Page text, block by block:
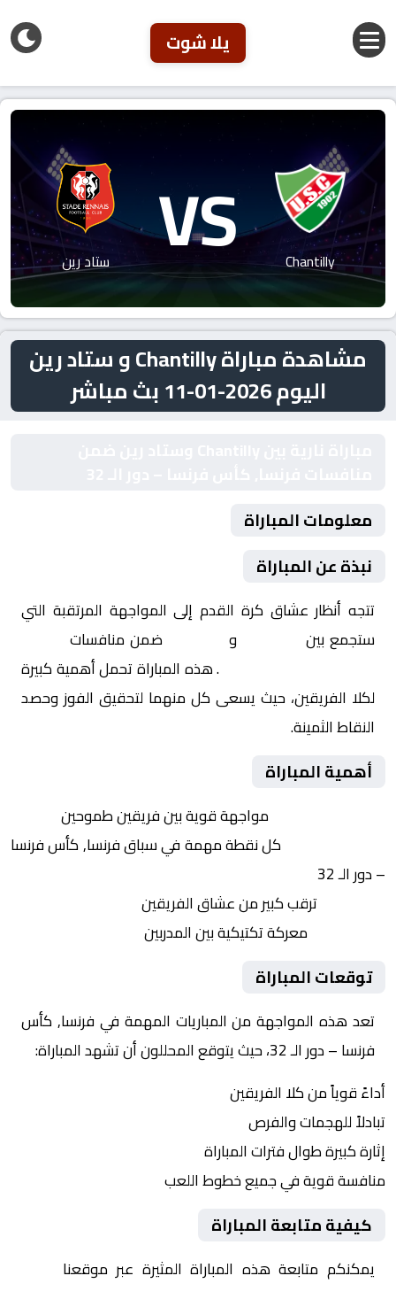
يلا شوت
Chantilly
VS ستاد رين
مشاهدة مباراة Chantilly و ستاد رين
اليوم 2026-01-11 بث مباشر
معلومات المباراة
نبذة عن المباراة
تتجه أنظار عشاق كرة القدم إلى المواجهة المرتقبة التي
ستجمع بين
وستاد رين ضمن منافسات
. هذه المباراة تحمل أهمية كبيرة
لكلا الفريقين، حيث يسعى كل منهما لتحقيق الفوز وحصد
النقاط الثمينة.
أهمية المباراة
مواجهة قوية بين فريقين طموحين
كل نقطة مهمة في سباق فرنسا, كأس فرنسا
– دور الـ 32
ترقب كبير من عشاق الفريقين
معركة تكتيكية بين المدربين
توقعات المباراة
تعد هذه المواجهة من المباريات المهمة في فرنسا, كأس
فرنسا – دور الـ 32، حيث يتوقع المحللون أن تشهد المباراة:
أداءً قوياً من كلا الفريقين
تبادلاً للهجمات والفرص
إثارة كبيرة طوال فترات المباراة
منافسة قوية في جميع خطوط اللعب
كيفية متابعة المباراة
يمكنكم متابعة هذه المباراة المثيرة عبر موقعنا